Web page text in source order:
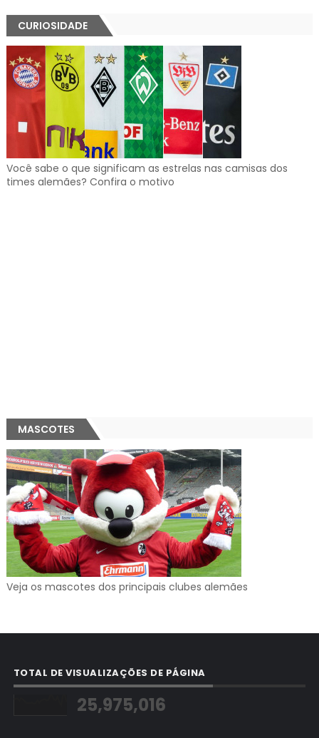
CURIOSIDADE
Você sabe o que significam as estrelas nas camisas dos
times alemães? Confira o motivo
MASCOTES
Veja os mascotes dos principais clubes alemães
TOTAL DE VISUALIZAÇÕES DE PÁGINA
25,975,016